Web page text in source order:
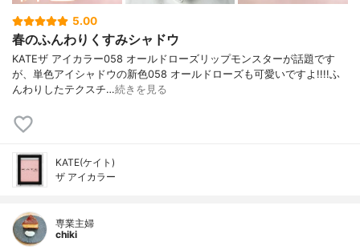
5.00
春のふんわりくすみシャドウ
KATEザ アイカラー058 オールドローズリップモンスターが話題です
が、単色アイシャドウの新色058 オールドローズも可愛いですよ!!!!ふ
んわりしたテクスチ…続きを見る
KATE(ケイト)
ザ アイカラー
専業主婦
chiki